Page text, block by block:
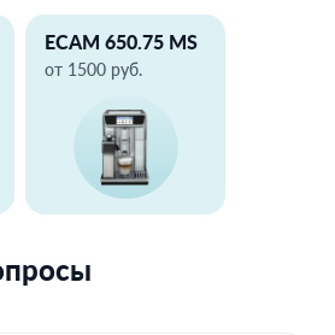
ECAM 650.75 MS
от 1500 руб.